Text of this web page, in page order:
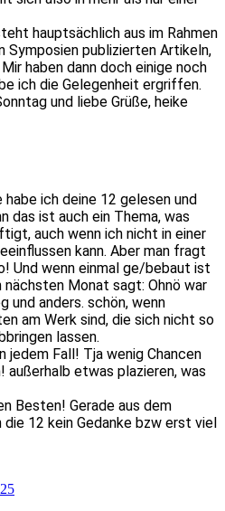
hauptsächlich aus im Rahmen
Symposien publizierten Artikeln,
haben dann doch einige noch
ich die Gelegenheit ergriffen.
und liebe Grüße, heike
ich deine 12 gelesen und
das ist auch ein Thema, was
auch wenn ich nicht in einer
kann. Aber man fragt
Und wenn einmal ge/bebaut ist
nächsten Monat sagt: Ohnö war
und anders. schön, wenn
am Werk sind, die sich nicht so
lassen.
jedem Fall! Tja wenig Chancen
außerhalb etwas plazieren, was
Besten! Gerade aus dem
die 12 kein Gedanke bzw erst viel